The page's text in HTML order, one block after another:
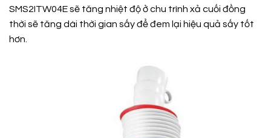
SMS2ITW04E sẽ tăng nhiệt độ ở chu trình xả cuối đồng
thời sẽ tăng dài thời gian sấy để đem lại hiệu quả sấy tốt
hơn.